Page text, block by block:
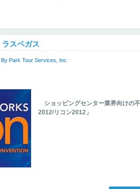
スベガス
By Park Tour Services, Inc.
ショッピングセンター業界向けの
2012/リコン2012」